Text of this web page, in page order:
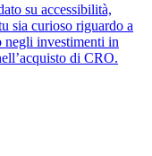
su accessibilità,
sia curioso riguardo a
negli investimenti in
di CRO.